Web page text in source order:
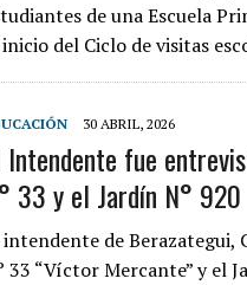
de una Escuela
del Ciclo de visitas
30 ABRIL, 2026
Intendente fue
33 y el Jardín N° 920
de Berazategui,
33 “Víctor Mercante” y el